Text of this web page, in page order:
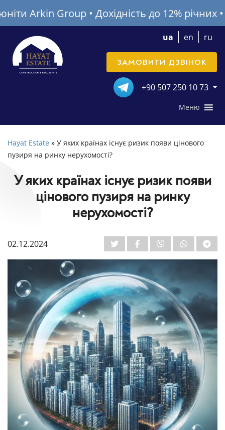
Arkin Group • Дохідність до 12% річних •
ua en ru
+90 507 250 10 73
ЗАМОВИТИ ДЗВІНОК
Меню
Hayat Estate » У яких країнах існує ризик появи цінового
пузиря на ринку нерухомості?
У яких країнах існує ризик появи
цінового пузиря на ринку
нерухомості?
02.12.2024